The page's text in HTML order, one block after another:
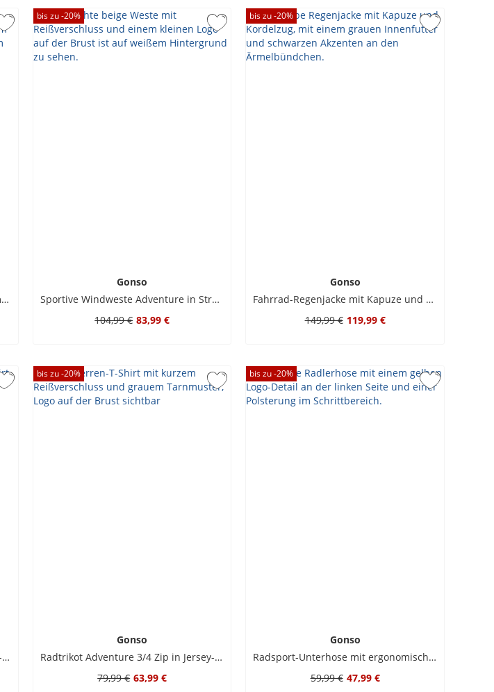
Trekking-Shorts in Stretch-Qualität mit verstellbarem Gürtel
bis zu -20%
Gonso
Sportive Windweste Adventure in Stretch-Qualität
104,99 € 83,99 €
bis zu -20%
Gonso
Fahrrad-Regenjacke mit Kapuze und Mesh-Futter
149,99 € 119,99 €
Radtrikot Adventure 3/4 Zip in Jersey-Qualität
bis zu -20%
Gonso
Radtrikot Adventure 3/4 Zip in Jersey-Qualität
79,99 € 63,99 €
bis zu -20%
Gonso
Radsport-Unterhose mit ergonomischem Dryup-Sitzpolster und Fieratex Finish
59,99 € 47,99 €